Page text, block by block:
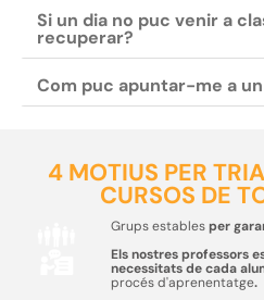
Si un dia no puc venir a
recuperar?
Com puc apuntar-me a
4 MOTIUS PER
CURSOS DE
Grups establesper
Els nostres professors
necessitats de cada
procés d'aprenentatge.